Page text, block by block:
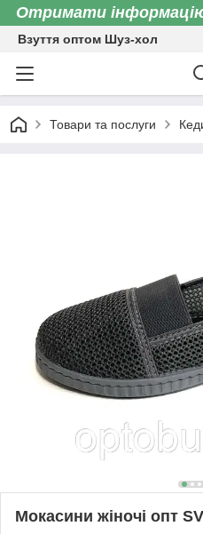
Отримати
Взуття оптом Шуз-хол
Товари та послуги
Мокасини жіночі опт SV